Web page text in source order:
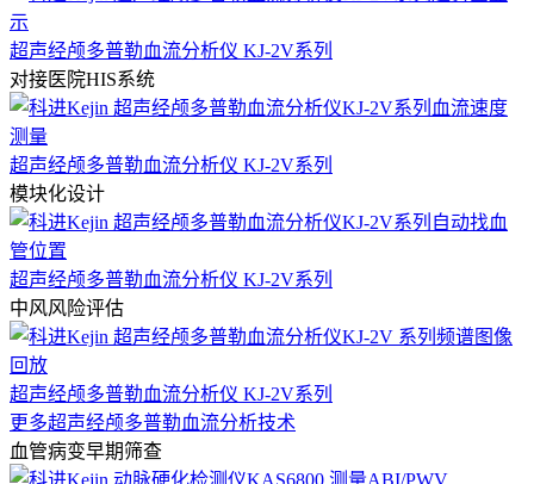
超声经颅多普勒血流分析仪 KJ-2V系列
对接医院HIS系统
超声经颅多普勒血流分析仪 KJ-2V系列
模块化设计
超声经颅多普勒血流分析仪 KJ-2V系列
中风风险评估
超声经颅多普勒血流分析仪 KJ-2V系列
更多超声经颅多普勒血流分析技术
血管病变早期筛查